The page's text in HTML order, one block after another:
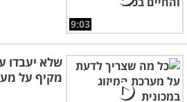
9:03
שלא יעבדו
מקיף על